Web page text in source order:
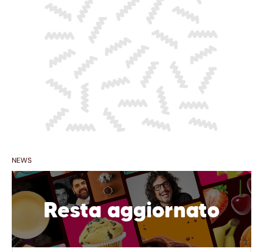
NEWS
Resta aggiornato